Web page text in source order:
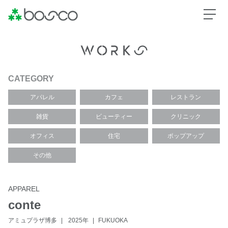
CATEGORY
アパレル カフェ レストラン
雑貨 ビューティー クリニック
オフィス 住宅 ポップアップ
その他
APPAREL
conte
アミュプラザ博多 2025年 FUKUOKA